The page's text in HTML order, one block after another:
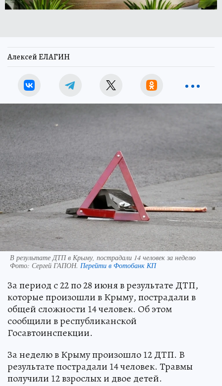
Алексей ЕЛАГИН
В результате ДТП в Крыму, пострадали 14 человек за неделю
Фото: Сергей ГАПОН. Перейти в Фотобанк КП
За период с 22 по 28 июня в результате ДТП,
которые произошли в Крыму, пострадали в
общей сложности 14 человек. Об этом
сообщили в республиканской
Госавтоинспекции.
За неделю в Крыму произошло 12 ДТП. В
результате пострадали 14 человек. Травмы
получили 12 взрослых и двое детей.